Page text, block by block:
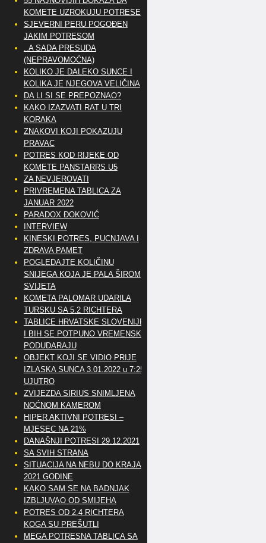
KOMETE UZROKUJU POTRESE
SJEVERNI PERU POGOĐEN
JAKIM POTRESOM
..A SADA PRESUDA
(NEPRAVOMOĆNA)
KOLIKO JE DALEKO SUNCE I
KOLIKA JE NJEGOVA VELIČINA
DA LI SI SE PREPOZNAO?
KAKO IZAZVATI RAT U TRI
KORAKA
ZNAKOVI KOJI POKAZUJU
PRAVAC
POTRES KOD RIJEKE OD
KOMETE PANSTARRS U5
ZA NEVJEROVATI
PRIVREMENA TABLICA ZA
JANUAR 2022
PARADOX ĐOKOVIĆ
INTERVIEW
KINESKI POTRES, PUCNJAVA I
ZDRAVA PAMET
POGLEDAJTE KOLIČINU
SNIJEGA KOJA JE PALA ŠIROM
SVIJETA
KOMETA PALOMAR UDARILA
TURSKU SA 5.2 RICHTERA
TABLICE HRVATSKE SLOVENIJE
I BIH SE POTPUNO VREMENSKI
PODUDARAJU
OBJEKT KOJI SE VIDIO PRIJE
IZLASKA SUNCA 3.01.2022 u 7:25
UJUTRO
ZVIJEZDA SIRIUS SNIMLJENA
NOĆNOM KAMEROM
HIPER AKTIVNI POTRESI –
MJESEC NA 21%
DANAŠNJI POTRESI 29.12.2021
SA SVIH STRANA
SITUACIJA NA NEBU DO KRAJA
2021 GODINE
KAKO SAM SE NA BADNJAK
IZBLJUVAO OD SMIJEHA
POTRES OD 2.4 RICHTERA
KOGA SU PREŠUTLI
MEGA POTRESNA TABLICA SA